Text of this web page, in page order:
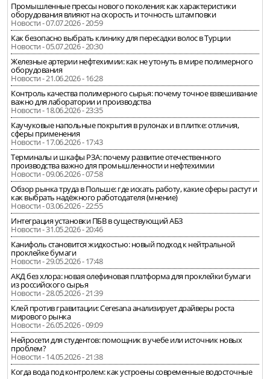
Промышленные прессы нового поколения: как характеристики
оборудования влияют на скорость и точность штамповки
Новости - 07.07.2026 - 20:59
Как безопасно выбрать клинику для пересадки волос в Турции
Новости - 05.07.2026 - 20:30
Железные артерии нефтехимии: как не утонуть в мире полимерного
оборудования
Новости - 21.06.2026 - 16:28
Контроль качества полимерного сырья: почему точное взвешивание
важно для лаборатории и производства
Новости - 18.06.2026 - 23:35
Каучуковые напольные покрытия в рулонах и в плитке: отличия,
сферы применения
Новости - 17.06.2026 - 17:43
Терминалы и шкафы РЗА: почему развитие отечественного
производства важно для промышленности и нефтехимии
Новости - 09.06.2026 - 07:58
Обзор рынка труда в Польше: где искать работу, какие сферы растут и
как выбрать надёжного работодателя (мнение)
Новости - 03.06.2026 - 22:55
Интеграция установки ПБВ в существующий АБЗ
Новости - 31.05.2026 - 20:46
Канифоль становится жидкостью: новый подход к нейтральной
проклейке бумаги
Новости - 29.05.2026 - 17:48
АКД без хлора: новая олефиновая платформа для проклейки бумаги
из российского сырья
Новости - 28.05.2026 - 21:39
Клей против гравитации: Ceresana анализирует драйверы роста
мирового рынка
Новости - 26.05.2026 - 09:09
Нейросети для студентов: помощник в учебе или источник новых
проблем?
Новости - 14.05.2026 - 21:38
Когда вода под контролем: как устроены современные водосточные